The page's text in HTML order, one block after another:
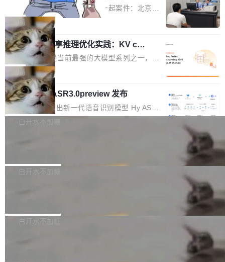
x / Windows / Harmony PC。 # macOS / Linu
x / Harmony PC curl -fsSL https://solon.noea
r.org/solon...
文窗口。随着项目规模的持续扩张与代码历史的
不断累积，代码仓中的模块关系、接口契约、业
务逻辑等关键信息往往分散于数十乃至数百个文
件之中，形成高度复杂的知识关联网络。传统的
代码检索手段（如关键词匹配、目录遍历）仅能
在语法层面完成文本定位，难以触及代码的语义
内涵与结构关联，导致开发者使用代码智能体在
理解大规模代码仓时面临显著"代码仓理解"瓶
颈。 代码仓深度理解服务（以下简称" CodeBas
e深度理解服务"）是华为云码道（CodeA...
师删光 89TB 数据只为干私活
最高人民检察院8月4日公布了一起案件：北京一
名90后算法工程师王某，为了给自己接的私活腾
服务器空间，删光了公司AI游戏部门的全部核心
数据。 王某2024年1月入职东城区某科技公司AI
短剧部门，有互联网大厂背景。在公司内部架构
调整期间，部门三次通知全员将数据从A集群迁
移到B集群，王某都回复了"收到"。 他没有迁移
数据。2024年9月3日下午4点，他使用此前登录
的账号密码进入A集群，输入了一条被程序员圈
称为"删库跑路"的命令——最高管理员权限、无
自研的多个文生3D和...
局
Cloudflare 分享推理优化实践：KV ca
che 量化 + 权重压缩，吞吐量提升 4
1%，成本降 30%
Kimi 和 GLM 是当前最强的大模型系列之一，但
它们有一个共同的问题：太吃显存了。月之暗面
的 Kimi K 系列和智谱的 GLM 都是长上下文、M
oE 架构的大模型，好用到让人上瘾，但 GPU 显
存永远不够用。 Cloudflare 的 Workers AI 团队
一直在跑这些模型的推理。他们在官方博客上发
整性保护。效果是：吞吐量提升 41%，每 token
局
腾讯混元 Hy ASR3.0preview 发布
腾讯混元正式推出新一代语音识别模型 Hy ASR
3.0preview。基于最新一代大语言模型 Hy3 的
让语音识别不再只是听清，而是真正听懂。通过
w 不要求标准普通话，方言识别覆盖粤语、吴语
白开水不加糖
新和少量网页兼容性修复版本。 Changes/fixe
容提供的字体时出现的几个问题 为避免音频加
白开水不加糖
发布的 Release Notes，他利用 AI 工具（如 Co
白开水不加糖